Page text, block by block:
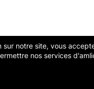
sur notre site, vous
nos services